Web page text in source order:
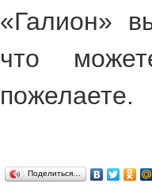
«Галион»
что
пожелаете.
Поделиться…